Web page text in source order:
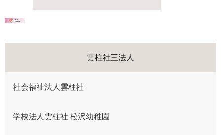
雲柱社三法人
社会福祉法人雲柱社
学校法人雲柱社 松沢幼稚園